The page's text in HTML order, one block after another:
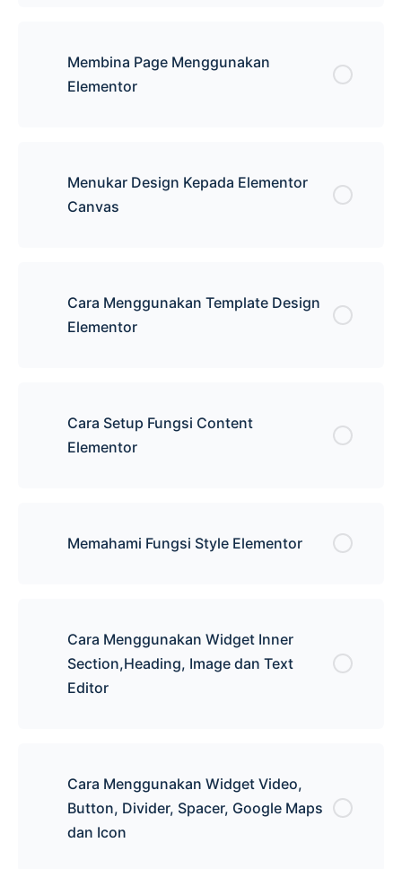
Membina Page Menggunakan
Elementor
Menukar Design Kepada Elementor
Canvas
Cara Menggunakan Template Design
Elementor
Cara Setup Fungsi Content
Elementor
Memahami Fungsi Style Elementor
Cara Menggunakan Widget Inner
Section,Heading, Image dan Text
Editor
Cara Menggunakan Widget Video,
Button, Divider, Spacer, Google Maps
dan Icon